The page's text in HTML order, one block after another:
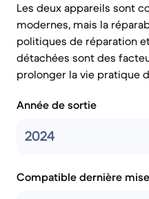
Les deux appareils sont
modernes, mais la
politiques de réparation
détachées sont des
prolonger la vie pratique
Année de sortie
2024
Compatible dernière